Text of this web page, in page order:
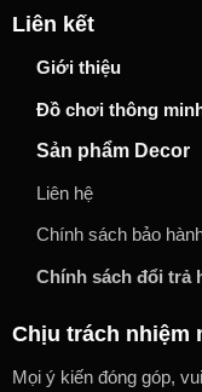
Liên kết
Giới thiệu
Đồ chơi thông
Sản phẩm Decor
Liên hệ
Chính sách bảo
Chính sách đổi trả
Chịu trách nhiệm
Mọi ý kiến đóng góp,